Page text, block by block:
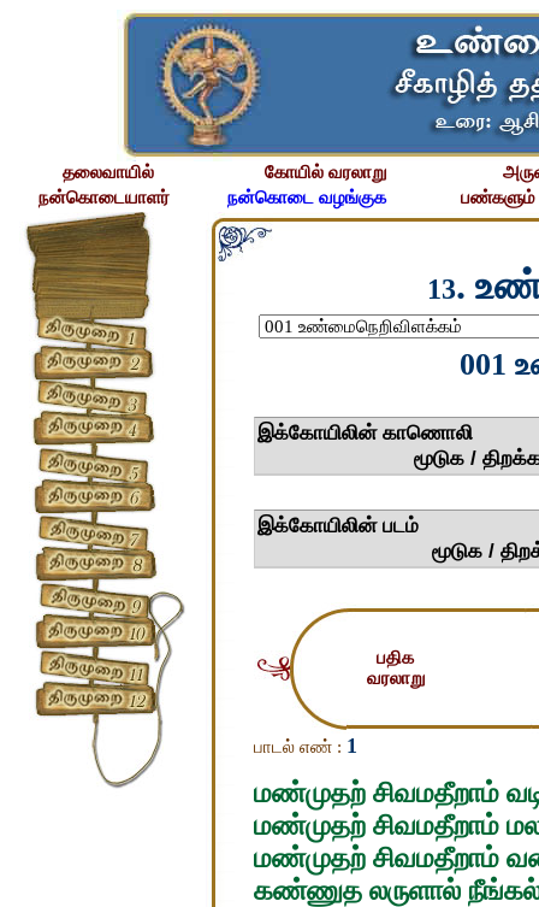
தலைவாயில் கோயில் வரலாறு
நன்கொடையாளர்
நன்கொடை வழங்குக பண்களும்
13.
001
மூடுக /
மூடுக /
பதிக
வரலாறு
பாடல் எண் : 1
மண்முதற் சிவமதீறாம்
மண்முதற் சிவமதீறாம்
மண்முதற் சிவமதீறாம்
கண்ணுத லருளால் நீங்கல்